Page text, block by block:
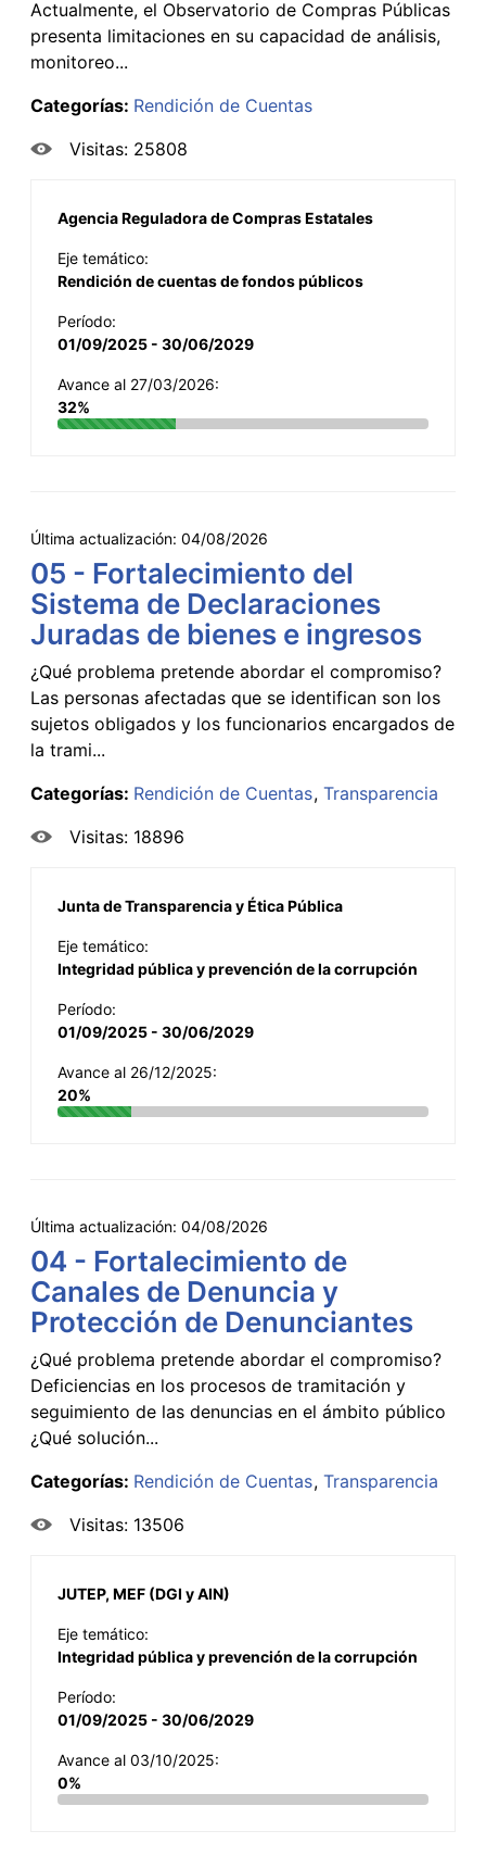
Actualmente, el Observatorio de Compras Públicas
presenta limitaciones en su capacidad de análisis,
monitoreo...
Categorías: Rendición de Cuentas
Visitas: 25808
Agencia Reguladora de Compras Estatales
Eje temático:
Rendición de cuentas de fondos públicos
Período:
01/09/2025 - 30/06/2029
Avance al 27/03/2026:
32%
Última actualización: 04/08/2026
05 - Fortalecimiento del
Sistema de Declaraciones
Juradas de bienes e ingresos
¿Qué problema pretende abordar el compromiso?
Las personas afectadas que se identifican son los
sujetos obligados y los funcionarios encargados de
la trami...
Categorías: Rendición de Cuentas Transparencia
Visitas: 18896
Junta de Transparencia y Ética Pública
Eje temático:
Integridad pública y prevención de la corrupción
Período:
01/09/2025 - 30/06/2029
Avance al 26/12/2025:
20%
Última actualización: 04/08/2026
04 - Fortalecimiento de
Canales de Denuncia y
Protección de Denunciantes
¿Qué problema pretende abordar el compromiso?
Deficiencias en los procesos de tramitación y
seguimiento de las denuncias en el ámbito público
¿Qué solución...
Categorías: Rendición de Cuentas Transparencia
Visitas: 13506
JUTEP, MEF (DGI y AIN)
Eje temático:
Integridad pública y prevención de la corrupción
Período:
01/09/2025 - 30/06/2029
Avance al 03/10/2025:
0%